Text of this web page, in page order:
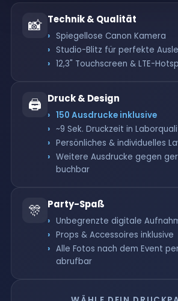
📸 Technik & Qualität
Spiegellose Canon Kamera
Studio-Blitz für perfekte
12,3" Touchscreen & LTE-
🖨️ Druck & Design
150 Ausdrucke inklusive
~9 Sek. Druckzeit in
Persönliches & individuelles
Weitere Ausdrucke gegen
buchbar
🎊 Party-Spaß
Unbegrenzte digitale
Props & Accessoires inklusive
Alle Fotos nach dem Event
abrufbar